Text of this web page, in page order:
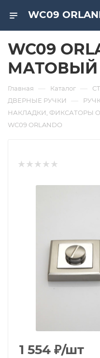
WC09
МАТОВЫЙ
Главная — Каталог —
ДВЕРНЫЕ РУЧКИ —
НАКЛАДКИ, ФИКСАТОРЫ
WC09 ORLANDO
1 554 ₽/шт